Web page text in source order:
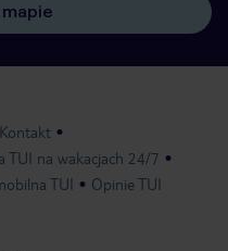
Kontakt
TUI na wakacjach 24/7
TUI Opinie TUI